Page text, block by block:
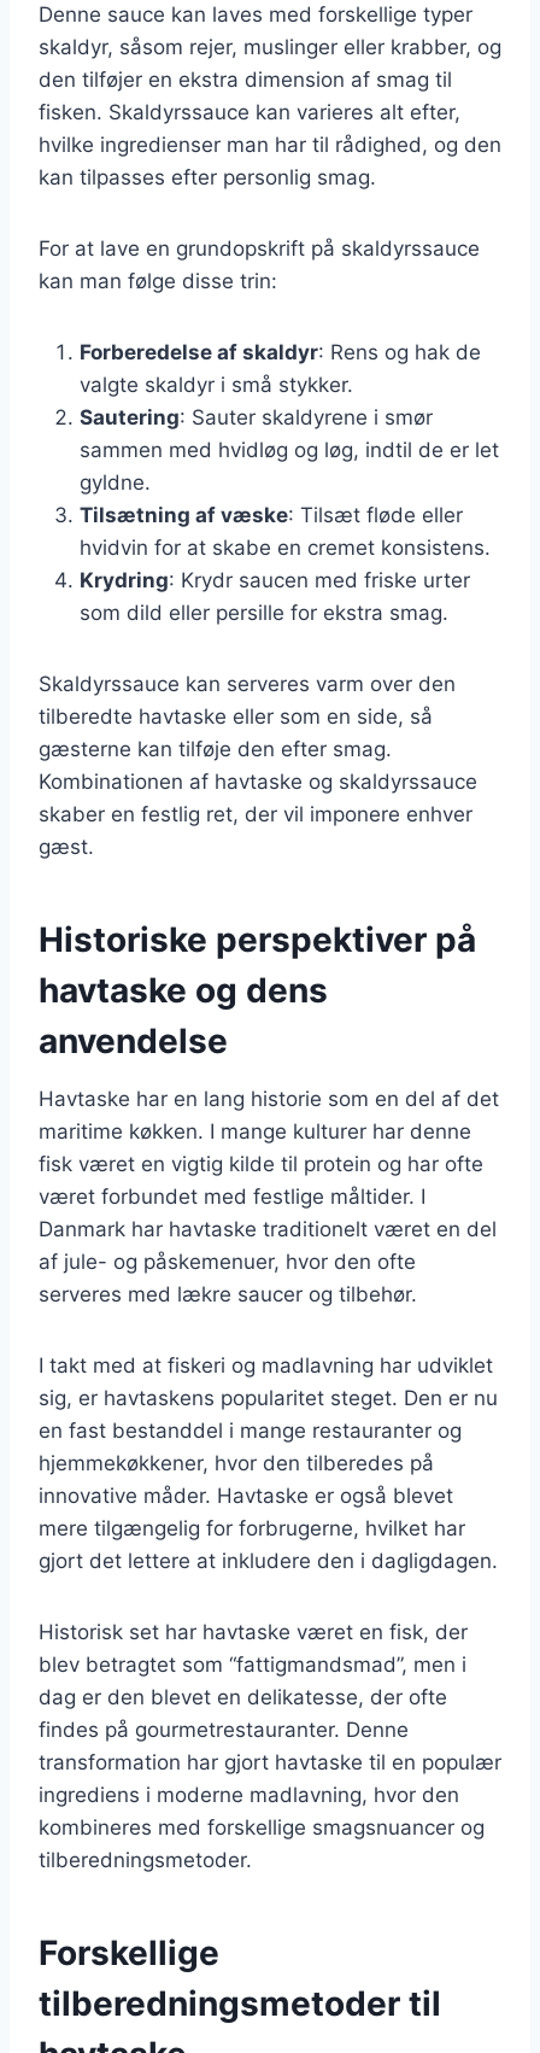
Denne sauce kan laves med forskellige typer
skaldyr, såsom rejer, muslinger eller krabber, og
den tilføjer en ekstra dimension af smag til
fisken. Skaldyrssauce kan varieres alt efter,
hvilke ingredienser man har til rådighed, og den
kan tilpasses efter personlig smag.
For at lave en grundopskrift på skaldyrssauce
kan man følge disse trin:
Forberedelse af skaldyr: Rens og hak de
valgte skaldyr i små stykker.
Sautering: Sauter skaldyrene i smør
sammen med hvidløg og løg, indtil de er let
gyldne.
Tilsætning af væske: Tilsæt fløde eller
hvidvin for at skabe en cremet konsistens.
Krydring: Krydr saucen med friske urter
som dild eller persille for ekstra smag.
Skaldyrssauce kan serveres varm over den
tilberedte havtaske eller som en side, så
gæsterne kan tilføje den efter smag.
Kombinationen af havtaske og skaldyrssauce
skaber en festlig ret, der vil imponere enhver
gæst.
Historiske perspektiver på
havtaske og dens
anvendelse
Havtaske har en lang historie som en del af det
maritime køkken. I mange kulturer har denne
fisk været en vigtig kilde til protein og har ofte
været forbundet med festlige måltider. I
Danmark har havtaske traditionelt været en del
af jule- og påskemenuer, hvor den ofte
serveres med lækre saucer og tilbehør.
I takt med at fiskeri og madlavning har udviklet
sig, er havtaskens popularitet steget. Den er nu
en fast bestanddel i mange restauranter og
hjemmekøkkener, hvor den tilberedes på
innovative måder. Havtaske er også blevet
mere tilgængelig for forbrugerne, hvilket har
gjort det lettere at inkludere den i dagligdagen.
Historisk set har havtaske været en fisk, der
blev betragtet som “fattigmandsmad”, men i
dag er den blevet en delikatesse, der ofte
findes på gourmetrestauranter. Denne
transformation har gjort havtaske til en populær
ingrediens i moderne madlavning, hvor den
kombineres med forskellige smagsnuancer og
tilberedningsmetoder.
Forskellige
tilberedningsmetoder til